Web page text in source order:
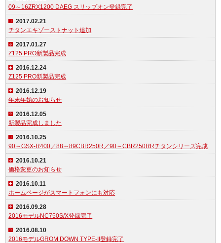
09～16ZRX1200 DAEG スリップオン登録完了
2017.02.21
チタンエキゾーストナット追加
2017.01.27
Z125 PRO新製品完成
2016.12.24
Z125 PRO新製品完成
2016.12.19
年末年始のお知らせ
2016.12.05
新製品完成しました
2016.10.25
90～GSX-R400／88～89CBR250R／90～CBR250RRチタンシリーズ完成
2016.10.21
価格変更のお知らせ
2016.10.11
ホームページがスマートフォンにも対応
2016.09.28
2016モデルNC750S/X登録完了
2016.08.10
2016モデルGROM DOWN TYPE-II登録完了